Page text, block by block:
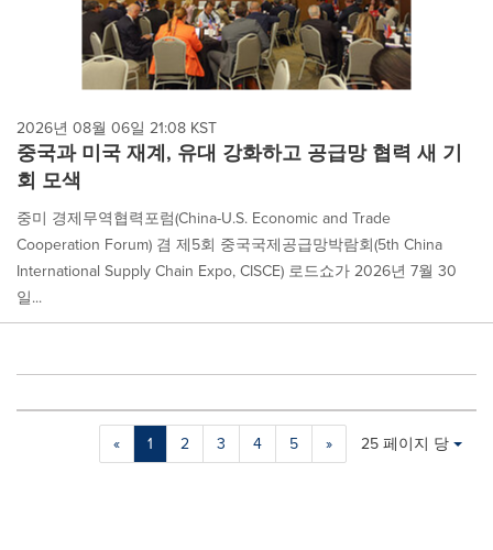
2026년 08월 06일 21:08 KST
중국과 미국 재계, 유대 강화하고 공급망 협력 새 기
회 모색
중미 경제무역협력포럼(China-U.S. Economic and Trade
Cooperation Forum) 겸 제5회 중국국제공급망박람회(5th China
International Supply Chain Expo, CISCE) 로드쇼가 2026년 7월 30
일...
« 1 2 3 4 5 »
Making
Items per page:
25 페이지 당